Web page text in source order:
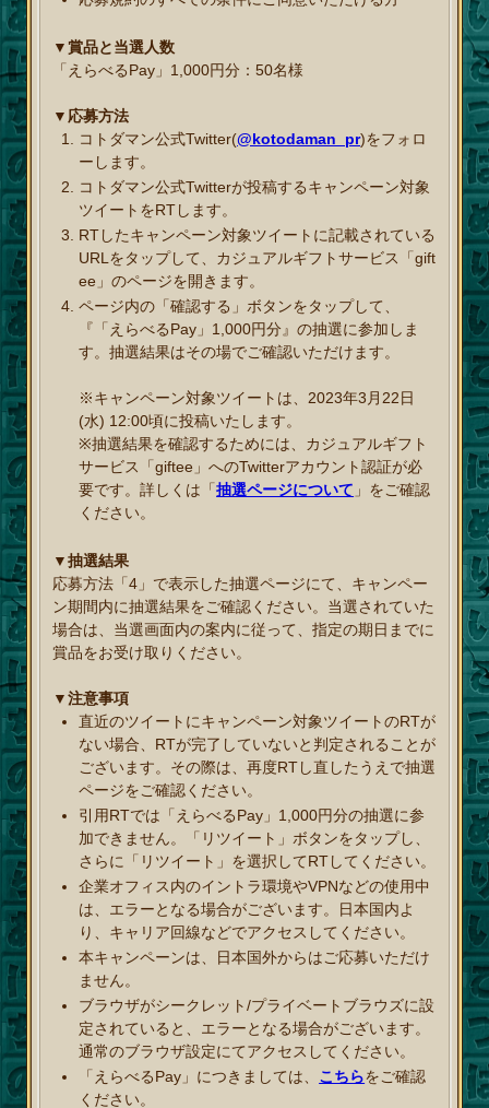
▼賞品と当選人数
「えらべるPay」1,000円分：50名様
▼応募方法
コトダマン公式Twitter(@kotodaman_pr)をフォロ
ーします。
コトダマン公式Twitterが投稿するキャンペーン対象
ツイートをRTします。
RTしたキャンペーン対象ツイートに記載されている
URLをタップして、カジュアルギフトサービス「gift
ee」のページを開きます。
ページ内の「確認する」ボタンをタップして、
『「えらべるPay」1,000円分』の抽選に参加しま
す。抽選結果はその場でご確認いただけます。
※キャンペーン対象ツイートは、2023年3月22日
(水) 12:00頃に投稿いたします。
※抽選結果を確認するためには、カジュアルギフト
サービス「giftee」へのTwitterアカウント認証が必
要です。詳しくは「抽選ページについて 」をご確認
ください。
▼抽選結果
応募方法「4」で表示した抽選ページにて、キャンペー
ン期間内に抽選結果をご確認ください。当選されていた
場合は、当選画面内の案内に従って、指定の期日までに
賞品をお受け取りください。
▼注意事項
直近のツイートにキャンペーン対象ツイートのRTが
ない場合、RTが完了していないと判定されることが
ございます。その際は、再度RTし直したうえで抽選
ページをご確認ください。
引用RTでは「えらべるPay」1,000円分の抽選に参
加できません。「リツイート」ボタンをタップし、
さらに「リツイート」を選択してRTしてください。
企業オフィス内のイントラ環境やVPNなどの使用中
は、エラーとなる場合がございます。日本国内よ
り、キャリア回線などでアクセスしてください。
本キャンペーンは、日本国外からはご応募いただけ
ません。
ブラウザがシークレット/プライベートブラウズに設
定されていると、エラーとなる場合がございます。
通常のブラウザ設定にてアクセスしてください。
「えらべるPay」につきましては、 こちらをご確認
ください。